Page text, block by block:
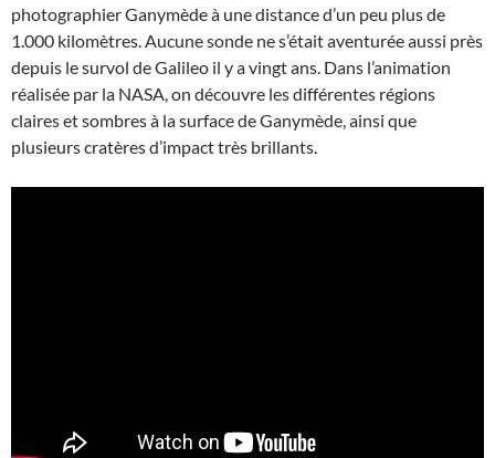
photographier Ganymède à une distance d’un peu plus de
1.000 kilomètres. Aucune sonde ne s’était aventurée aussi près
depuis le survol de Galileo il y a vingt ans. Dans l’animation
réalisée par la NASA, on découvre les différentes régions
claires et sombres à la surface de Ganymède, ainsi que
plusieurs cratères d’impact très brillants.